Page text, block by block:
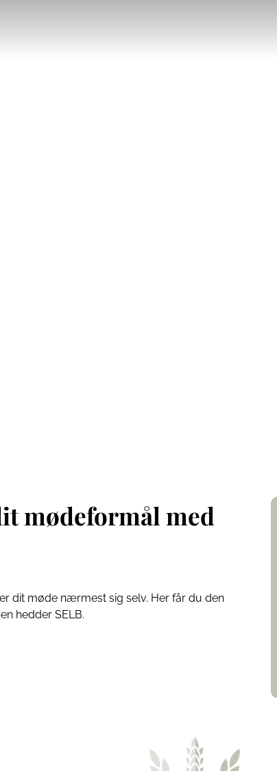
mødeformål med
dit møde nærmest sig selv. Her får du den
hedder SELB.